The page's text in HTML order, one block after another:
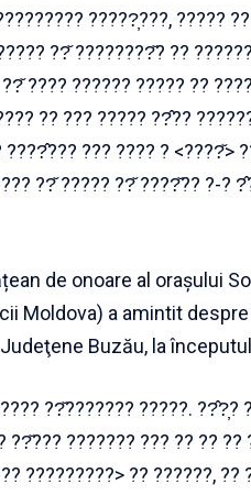
?????̦???, ?????
??̆ ????????̆? ??
???? ?????? ????? ??
?? ??? ????? ??̂??
????̂??? ??? ???? ? <????̆>
??̆ ????? ??̆ ????̆?? ?-?
de onoare al orașului
Moldova) a amintit
Buzău, la
??̆??????? ?????. ??̂?̦?
??????? ??? ?? ?? ??
?????????> ?? ??????,